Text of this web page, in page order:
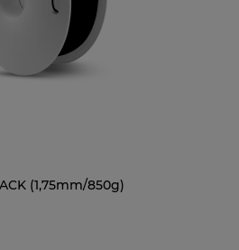
(1,75mm/850g)